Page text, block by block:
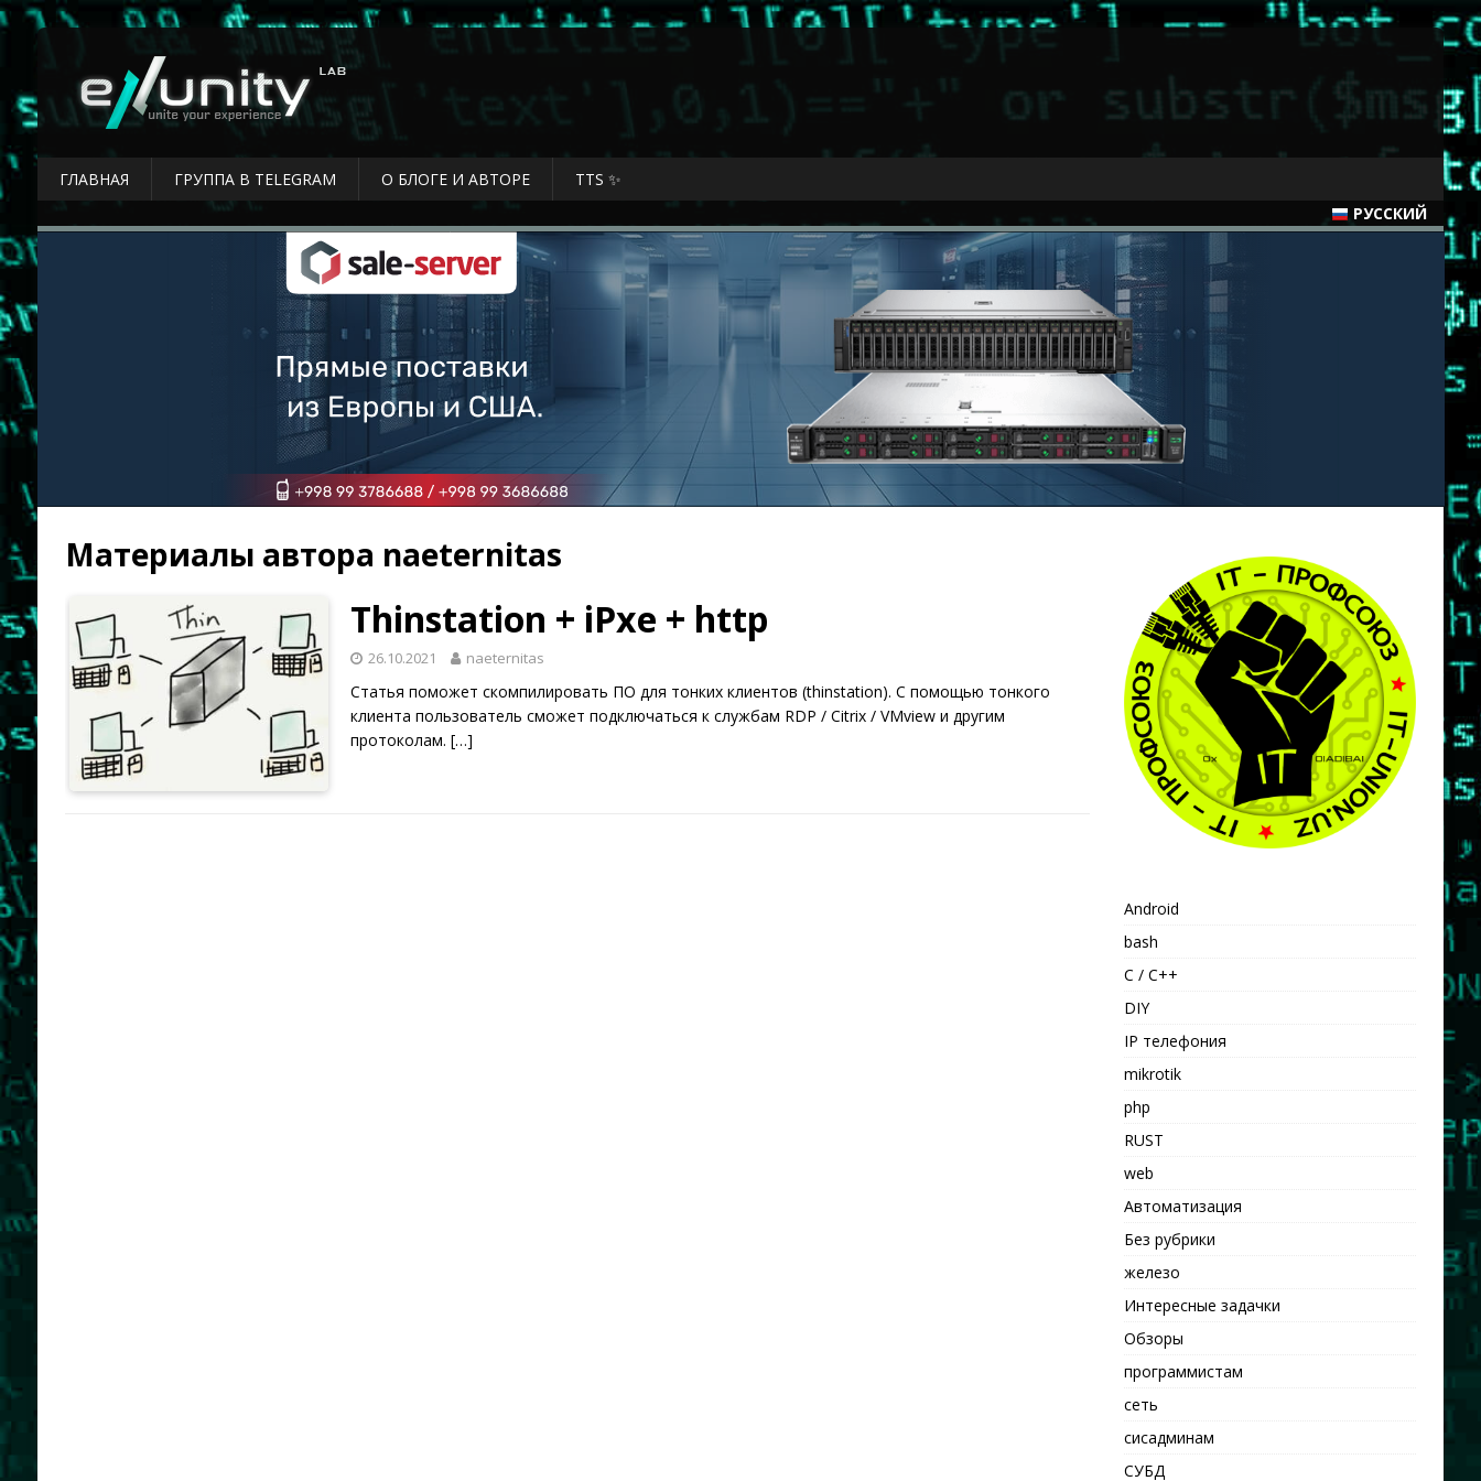
ГЛАВНАЯ ГРУППА В TELEGRAM О БЛОГЕ И АВТОРЕ
TTS ✨
РУССКИЙ
Материалы автора naeternitas
Thinstation + iPxe + http
26.10.2021 naeternitas
Статья поможет скомпилировать ПО для тонких клиентов (thinstation). С помощью тонкого
клиента пользователь сможет подключаться к службам RDP / Citrix / VMview и другим
протоколам. […]
Android
bash
C / C++
DIY
IP телефония
mikrotik
php
RUST
web
Автоматизация
Без рубрики
железо
Интересные задачки
Обзоры
программистам
сеть
сисадминам
СУБД